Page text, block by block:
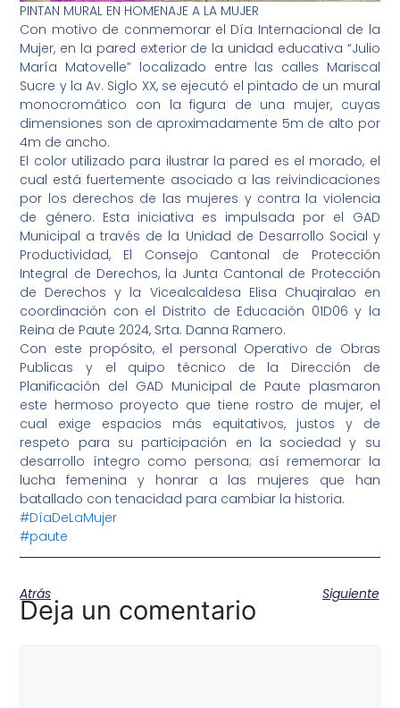
PINTAN MURAL EN HOMENAJE A LA MUJER
Con motivo de conmemorar el Día Internacional de la
Mujer, en la pared exterior de la unidad educativa “Julio
María Matovelle” localizado entre las calles Mariscal
Sucre y la Av. Siglo XX, se ejecutó el pintado de un mural
monocromático con la figura de una mujer, cuyas
dimensiones son de aproximadamente 5m de alto por
4m de ancho.
El color utilizado para ilustrar la pared es el morado, el
cual está fuertemente asociado a las reivindicaciones
por los derechos de las mujeres y contra la violencia
de género. Esta iniciativa es impulsada por el GAD
Municipal a través de la Unidad de Desarrollo Social y
Productividad, El Consejo Cantonal de Protección
Integral de Derechos, la Junta Cantonal de Protección
de Derechos y la Vicealcaldesa Elisa Chuqiralao en
coordinación con el Distrito de Educación 01D06 y la
Reina de Paute 2024, Srta. Danna Ramero.
Con este propósito, el personal Operativo de Obras
Publicas y el quipo técnico de la Dirección de
Planificación del GAD Municipal de Paute plasmaron
este hermoso proyecto que tiene rostro de mujer, el
cual exige espacios más equitativos, justos y de
respeto para su participación en la sociedad y su
desarrollo íntegro como persona; así rememorar la
lucha femenina y honrar a las mujeres que han
batallado con tenacidad para cambiar la historia.
#DíaDeLaMujer
#paute
Atrás Siguiente
Deja un comentario